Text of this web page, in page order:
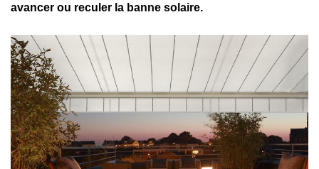
avancer ou reculer la banne solaire.